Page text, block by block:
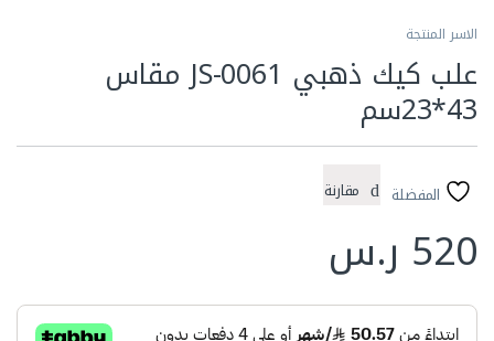
الاسر المنتجة
علب كيك ذهبي JS-0061 مقاس
43*23سم
المفضلة مقارنة
520 ر.س